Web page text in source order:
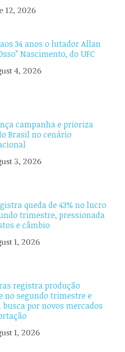
12, 2026
34 anos o lutador Allan
Nascimento, do UFC
4, 2026
campanha e prioriza
Brasil no cenário
3, 2026
queda de 43% no lucro
trimestre, pressionada
e câmbio
1, 2026
registra produção
no segundo trimestre e
por novos mercados
1, 2026